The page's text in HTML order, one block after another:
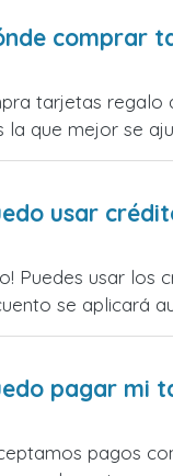
comprar
tarjetas regalo
la que mejor se
usar
Puedes usar
se aplicará
pagar mi
pagos